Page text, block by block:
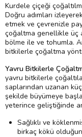
Kurdele çiçeği
Doğru adımları
etmek ve çevrenizle
çoğaltma genellikle üç
bölme ile ve tohumla.
bitkilerle çoğaltma
Yavru Bitkilerle
yavru bitkilerle
saplarından uzanan
şekilde büyümeye
yeterince geliştiğinde
Sağlıklı ve
birkaç kökü